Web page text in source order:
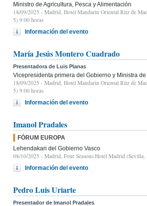
Ministro de Agricultura, Pesca y Alimentación
18/09/2025 - Madrid, Hotel Mandarin Oriental Ritz de
5) 9:00 horas
Información del evento
María Jesús Montero Cuadrado
Presentadora de Luis Planas
Vicepresidenta primera del Gobierno y Ministra
18/09/2025 - Madrid, Hotel Mandarin Oriental Ritz de
5) 9:00 horas
Información del evento
Imanol Pradales
FÓRUM EUROPA
Lehendakari del Gobierno Vasco
08/10/2025 - Madrid, Four Seasons Hotel Madrid (Sevilla,
Información del evento
Pedro Luis Uriarte
Presentador de Imanol Pradales